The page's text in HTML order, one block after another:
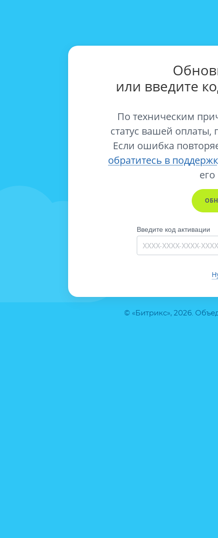
© «Битрикс», 2026.
или введите
По техническим
статус вашей оплаты,
Если ошибка
обратитесь в
его
Введите код активации